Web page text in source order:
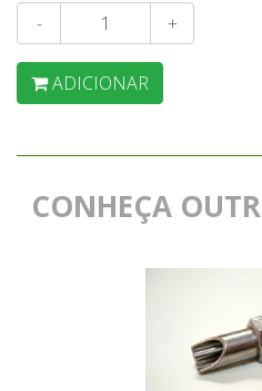
- +
ADICIONAR
CONHEÇA